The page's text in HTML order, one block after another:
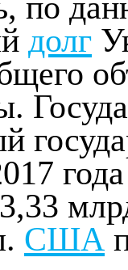
долг
США